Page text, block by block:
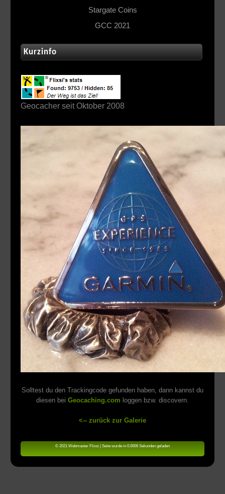
Stargate Coins
GCC 2021
Kurzinfo
Geocacher seit Oktober 2008
Solltest du den Trackingcode gefunden haben, dann kannst du
diesen bei Geocaching.com loggen bzw. discovern.
<-- zurück zur Galerie
© 2021 Webmaster Flixsi | Seite wurde in 0.0006 Sekunden geladen